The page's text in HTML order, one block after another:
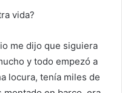
vida?
me dijo que siguiera
y todo empezó a
locura, tenía miles de